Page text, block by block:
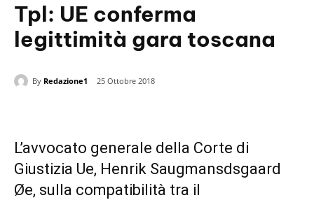
Tpl: UE conferma
legittimità gara toscana
By Redazione1 25 Ottobre 2018
L’avvocato generale della Corte di
Giustizia Ue, Henrik Saugmansdsgaard
Øe, sulla compatibilità tra il